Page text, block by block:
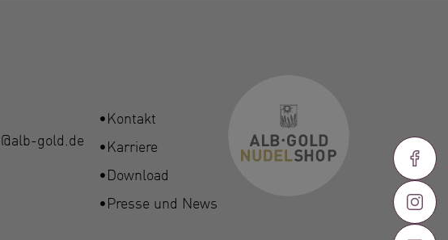
gold.de
Kontakt
Karriere
Download
Presse und News